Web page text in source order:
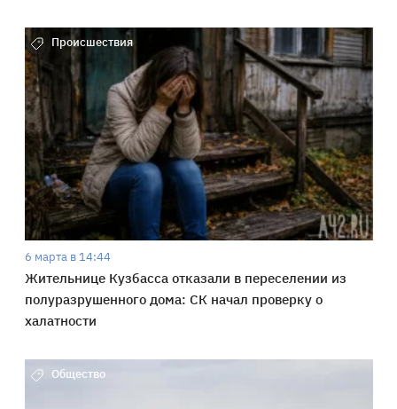
Происшествия
6 марта в 14:44
Жительнице Кузбасса отказали в переселении из
полуразрушенного дома: СК начал проверку о
халатности
Общество